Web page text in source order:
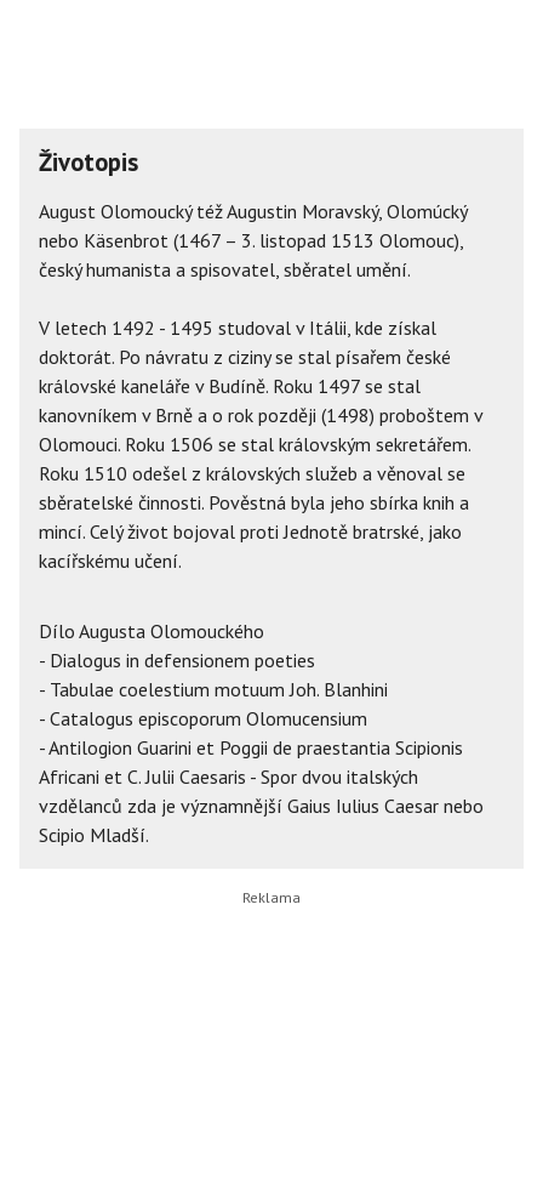
Životopis
August Olomoucký též Augustin Moravský, Olomúcký
nebo Käsenbrot (1467 – 3. listopad 1513 Olomouc),
český humanista a spisovatel, sběratel umění.
V letech 1492 - 1495 studoval v Itálii, kde získal
doktorát. Po návratu z ciziny se stal písařem české
královské kaneláře v Budíně. Roku 1497 se stal
kanovníkem v Brně a o rok později (1498) proboštem v
Olomouci. Roku 1506 se stal královským sekretářem.
Roku 1510 odešel z královských služeb a věnoval se
sběratelské činnosti. Pověstná byla jeho sbírka knih a
mincí. Celý život bojoval proti Jednotě bratrské, jako
kacířskému učení.
Dílo Augusta Olomouckého
- Dialogus in defensionem poeties
- Tabulae coelestium motuum Joh. Blanhini
- Catalogus episcoporum Olomucensium
- Antilogion Guarini et Poggii de praestantia Scipionis
Africani et C. Julii Caesaris - Spor dvou italských
vzdělanců zda je významnější Gaius Iulius Caesar nebo
Scipio Mladší.